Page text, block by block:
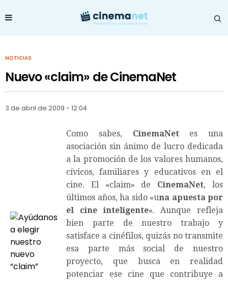
NOTICIAS
Nuevo «claim» de CinemaNet
3 de abril de 2009 - 12:04
Como sabes, CinemaNet es una
asociación sin ánimo de lucro dedicada
a la promoción de los valores humanos,
cívicos, familiares y educativos en el
cine. El «claim» de CinemaNet, los
últimos años, ha sido «una apuesta por
el cine inteligente«. Aunque refleja
bien parte de nuestro trabajo y
satisface a cinéfilos, quizás no transmite
esa parte más social de nuestro
proyecto, que busca en realidad
potenciar ese cine que contribuye a